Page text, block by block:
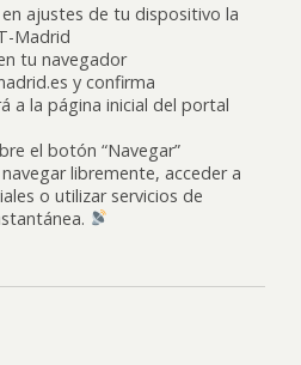
en ajustes de tu dispositivo la
Madrid
tu navegador
y confirma
a la página inicial del portal
el botón “Navegar”
libremente, acceder a
o utilizar servicios de